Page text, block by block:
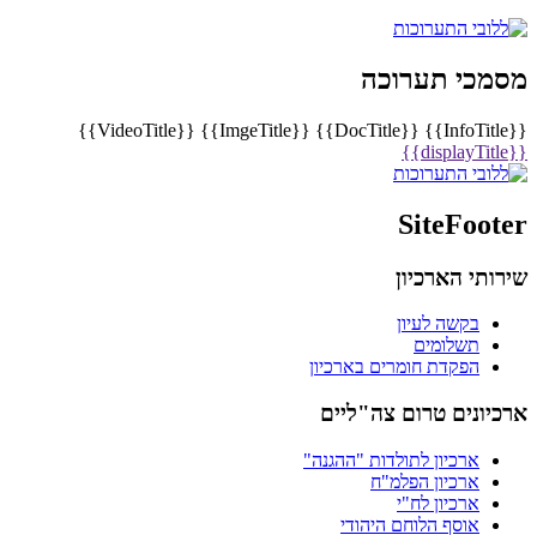
מסמכי תערוכה
{{InfoTitle}}
{{DocTitle}}
{{ImgeTitle}}
{{VideoTitle}}
{{displayTitle}}
SiteFooter
שירותי הארכיון
בקשה לעיון
תשלומים
הפקדת חומרים בארכיון
ארכיונים טרום צה"ליים
ארכיון לתולדות "ההגנה"
ארכיון הפלמ"ח
ארכיון לח"י
אוסף הלוחם היהודי